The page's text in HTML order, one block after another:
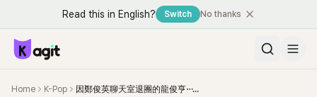
Read this in English? Switch No thanks
Home K-Pop 因鄭俊英聊天室退團的龍俊亨⋯時隔兩年終於重啟 SNS 活動！粉激動：「等你回來」